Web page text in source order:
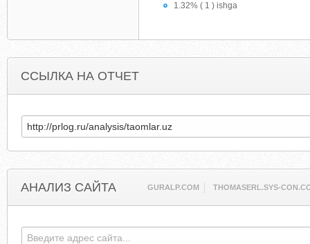
1.32% ( 1 ) ishga
ССЫЛКА НА ОТЧЕТ
АНАЛИЗ САЙТА GURALP.COM THOMASERL.SYS-